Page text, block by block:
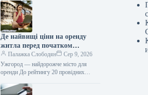
Де найвищі ціни на оренду
житла перед початком
навчального року
Палажка Слободян
Сер 9, 2026
Ужгород — найдорожче місто для
оренди До рейтингу 20 провідних
році увійшли сім київських…